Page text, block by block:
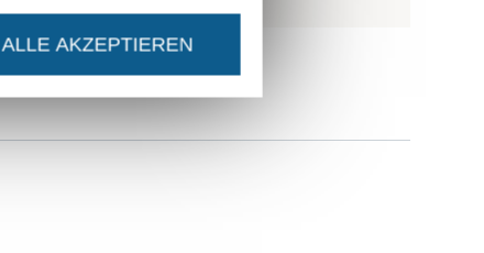
ALLE AKZEPTIEREN